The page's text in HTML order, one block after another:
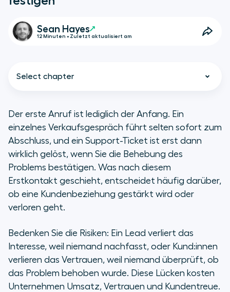
Sean Hayes
12 Minuten • Zuletzt aktualisiert am
Select chapter
Kurz und knapp
Was ist ein Follow-up nach einem
Kundenanruf?
Warum sind Follow-ups so wichtig?
nach einem Kundenanruf
Wie Aircall Follow-ups mit Kunden
optimiert
Der erste Anruf ist lediglich der Anfang. Ein
einzelnes Verkaufsgespräch führt selten sofort zum
Abschluss, und ein Support-Ticket ist erst dann
wirklich gelöst, wenn Sie die Behebung des
Problems bestätigen. Was nach diesem
Erstkontakt geschieht, entscheidet häufig darüber,
ob eine Kundenbeziehung gestärkt wird oder
verloren geht.
Bedenken Sie die Risiken: Ein Lead verliert das
Interesse, weil niemand nachfasst, oder Kund:innen
verlieren das Vertrauen, weil niemand überprüft, ob
das Problem behoben wurde. Diese Lücken kosten
Unternehmen Umsatz, Vertrauen und Kundentreue.